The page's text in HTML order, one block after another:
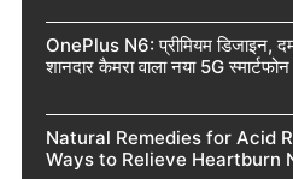
OnePlus N6: प्रीमियम डिजाइन,
शानदार कैमरा वाला नया 5G स्मार्टफोन
Natural Remedies for Acid
Ways to Relieve Heartburn